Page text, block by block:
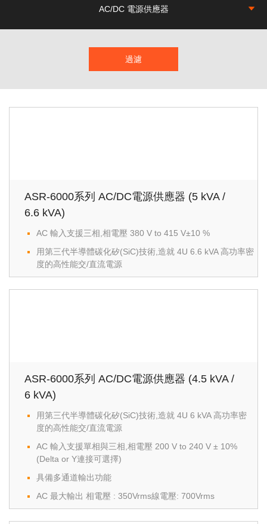
AC/DC 電源供應器
過濾
ASR-6000系列 AC/DC電源供應器 (5 kVA /
6.6 kVA)
AC 輸入支援三相,相電壓 380 V to 415 V±10 %
用第三代半導體碳化矽(SiC)技術,造就 4U 6.6 kVA 高功率密
度的高性能交/直流電源
ASR-6000系列 AC/DC電源供應器 (4.5 kVA /
6 kVA)
用第三代半導體碳化矽(SiC)技術,造就 4U 6 kVA 高功率密
度的高性能交/直流電源
AC 輸入支援單相與三相,相電壓 200 V to 240 V ± 10%
(Delta or Y連接可選擇)
具備多通道輸出功能
AC 最大輸出 相電壓 : 350Vrms線電壓: 700Vrms